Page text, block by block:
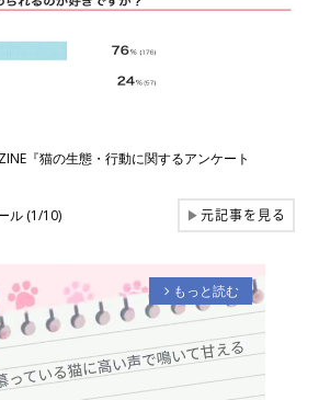
『猫の生態・行動に関するアンケート
ル (1/10) ▶元記事を見る
arrow_forward_ios もっと読む